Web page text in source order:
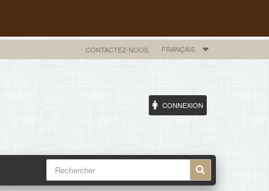
FRANÇAIS
CONTACTEZ-NOUS
CONNEXION